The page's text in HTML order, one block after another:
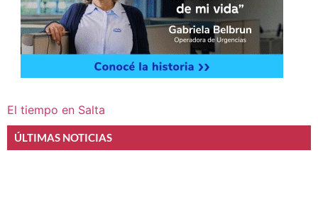
El tiempo en Salta
ÚLTIMAS NOTICIAS